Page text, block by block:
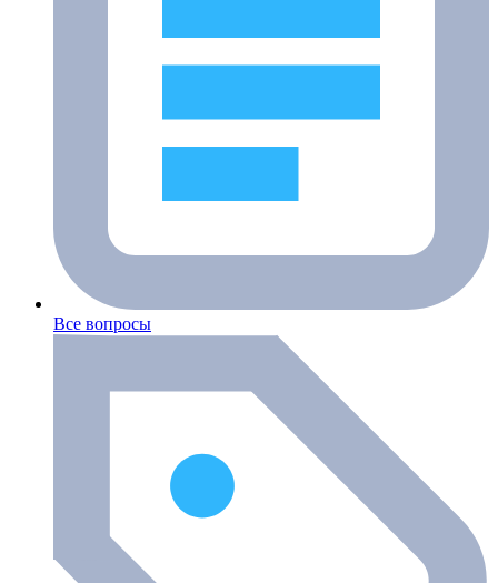
Все вопросы